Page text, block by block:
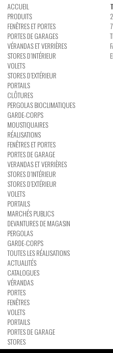
ACCUEIL
PRODUITS
FENÊTRES ET PORTES
PORTES DE GARAGES
VÉRANDAS ET VERRIÈRES
STORES D’INTÉRIEUR
VOLETS
STORES D’EXTÉRIEUR
PORTAILS
CLÔTURES
PERGOLAS BIOCLIMATIQUES
GARDE-CORPS
MOUSTIQUAIRES
RÉALISATIONS
FENÊTRES ET PORTES
PORTES DE GARAGE
VERANDAS ET VERRIÈRES
STORES D’INTÉRIEUR
STORES D’EXTÉRIEUR
VOLETS
PORTAILS
MARCHÉS PUBLICS
DEVANTURES DE MAGASIN
PERGOLAS
GARDE-CORPS
TOUTES LES RÉALISATIONS
ACTUALITÉS
CATALOGUES
VÉRANDAS
PORTES
FENÊTRES
VOLETS
PORTAILS
PORTES DE GARAGE
STORES